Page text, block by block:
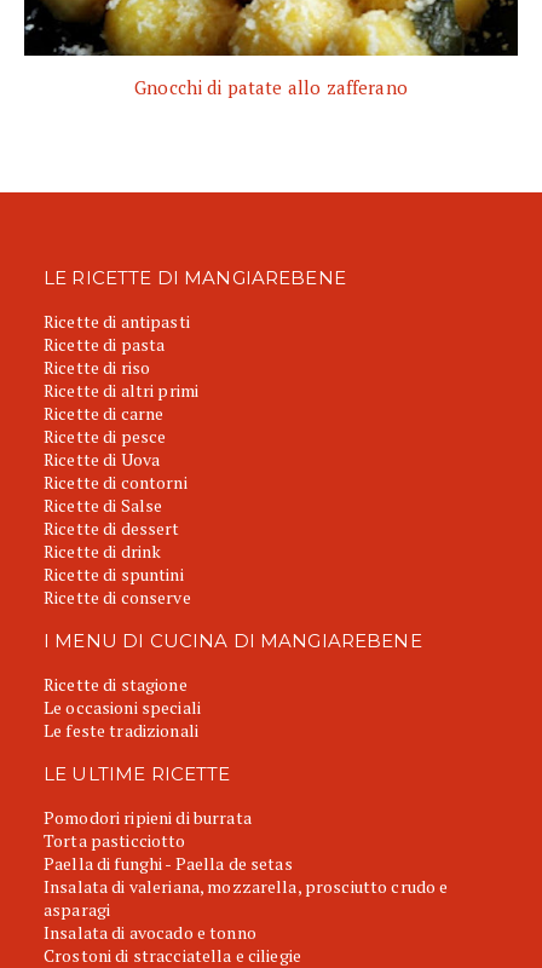
Gnocchi di patate allo zafferano
LE RICETTE DI MANGIAREBENE
Ricette di antipasti
Ricette di pasta
Ricette di riso
Ricette di altri primi
Ricette di carne
Ricette di pesce
Ricette di Uova
Ricette di contorni
Ricette di Salse
Ricette di dessert
Ricette di drink
Ricette di spuntini
Ricette di conserve
I MENU DI CUCINA DI MANGIAREBENE
Ricette di stagione
Le occasioni speciali
Le feste tradizionali
LE ULTIME RICETTE
Pomodori ripieni di burrata
Torta pasticciotto
Paella di funghi - Paella de setas
Insalata di valeriana, mozzarella, prosciutto crudo e
asparagi
Insalata di avocado e tonno
Crostoni di stracciatella e ciliegie